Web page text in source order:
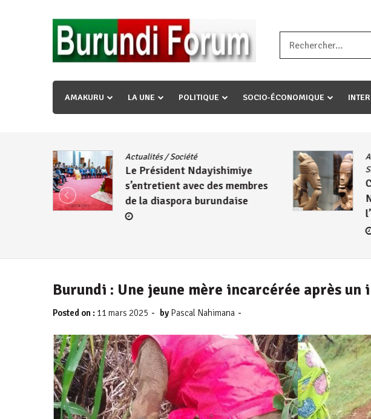
« Ingorane si ugupfa , ingorane ni ugupfa nabi ,gupfa ataco umariye
uzopfire neza umuryango n’igihugu cakwibarutse ? »
AMAKURU LA UNE POLITIQUE SOCIO-ÉCONOMIQUE
Actualités/Société
Le Président Ndayishimiye
s’entretient avec des membres
de la diaspora burundaise
Burundi : Une jeune mère incarcérée après
Posted on : 11 mars 2025 - by Pascal Nahimana -